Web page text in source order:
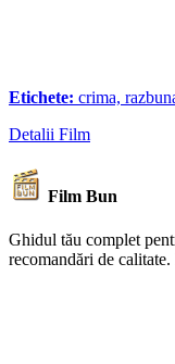
Etichete: crima,
Detalii Film
Film Bun
Ghidul tău complet
recomandări de